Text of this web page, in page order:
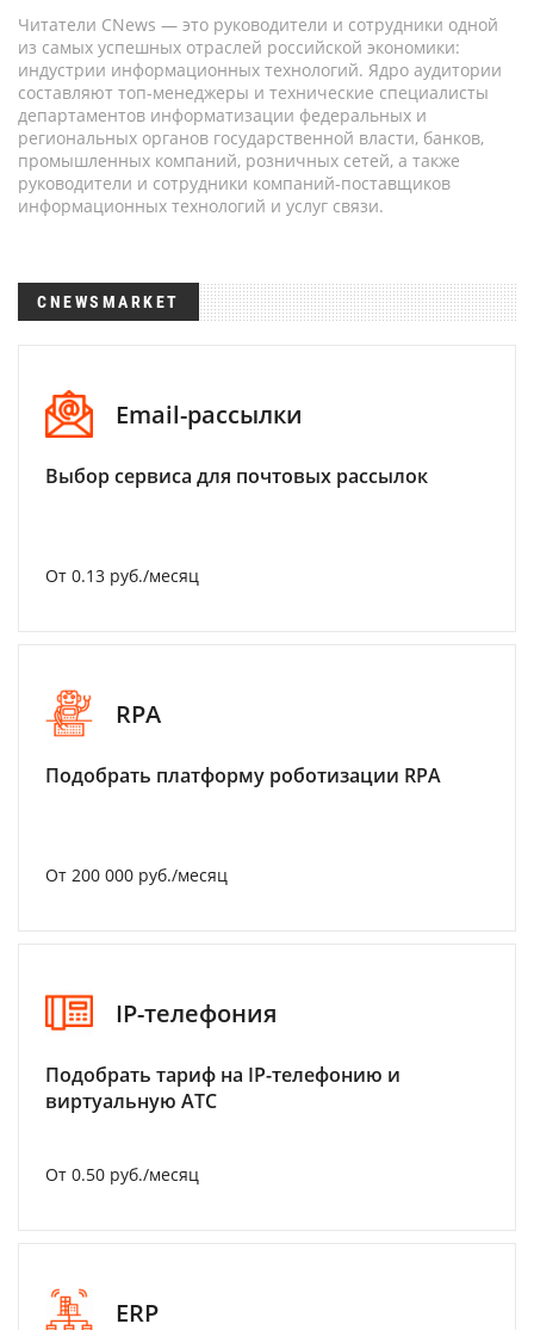
Читатели CNews — это руководители и сотрудники одной
из самых успешных отраслей российской экономики:
индустрии информационных технологий. Ядро аудитории
составляют топ-менеджеры и технические специалисты
департаментов информатизации федеральных и
региональных органов государственной власти, банков,
промышленных компаний, розничных сетей, а также
руководители и сотрудники компаний-поставщиков
информационных технологий и услуг связи.
CNEWSMARKET
Email-рассылки
Выбор сервиса для почтовых рассылок
От 0.13 руб./месяц
RPA
Подобрать платформу роботизации RPA
От 200 000 руб./месяц
IP-телефония
Подобрать тариф на IP-телефонию и
виртуальную АТС
От 0.50 руб./месяц
ERP